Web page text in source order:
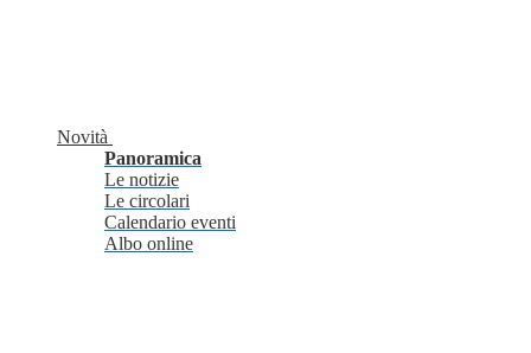
Novità
Panoramica
Le notizie
Le circolari
Calendario eventi
Albo online